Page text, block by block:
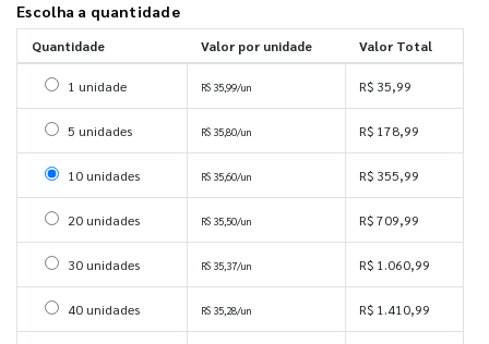
Escolha a quantidade
Quantidade Valor por unidade Valor Total
Selecionar 1 unidade
1 unidade R$ 35,99/un R$ 35,99
Selecionar 5 unidades
5 unidades R$ 35,80/un R$ 178,99
Selecionar 10 unidades
10 unidades R$ 35,60/un R$ 355,99
Selecionar 20 unidades
20 unidades R$ 35,50/un R$ 709,99
Selecionar 30 unidades
30 unidades R$ 35,37/un R$ 1.060,99
Selecionar 40 unidades
40 unidades R$ 35,28/un R$ 1.410,99